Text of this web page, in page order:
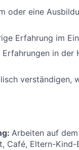
oder eine
Erfahrung im
in
verständigen,
Arbeiten auf
Café, Eltern-